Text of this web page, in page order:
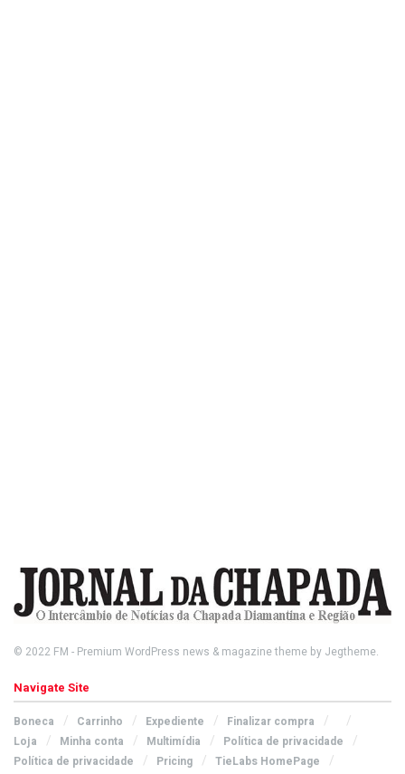
© 2022 FM - Premium WordPress news & magazine theme by Jegtheme.
Navigate Site
Boneca Carrinho Expediente
Finalizar compra
Loja
Minha conta Multimídia
Política de privacidade
Política de privacidade
Pricing
TieLabs HomePage